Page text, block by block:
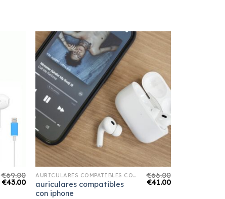
€69.00
€43.00
AURICULARES COMPATIBLES CON IPHONE
auriculares compatibles
con iphone
€66.00
€41.00